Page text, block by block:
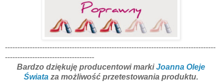
-------------------------------------------------------------------------------------
------------------------------------
Bardzo dziękuję producentowi markiJoanna Oleje
Świata za możliwość przetestowania produktu.